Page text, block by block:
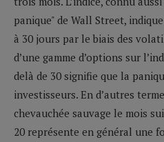
panique" de Wall Street,
à 30 jours par le biais des
d’une gamme d’options sur
delà de 30 signifie que la
investisseurs. En d’autres
chevauchée sauvage le mois
20 représente en général une